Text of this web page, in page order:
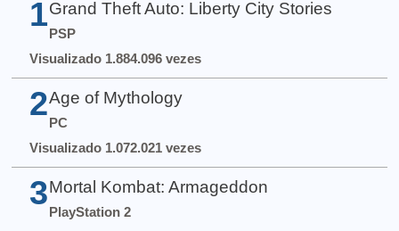
1 Grand Theft Auto: Liberty City Stories
PSP
Visualizado 1.884.096 vezes
2 Age of Mythology
PC
Visualizado 1.072.021 vezes
3 Mortal Kombat: Armageddon
PlayStation 2